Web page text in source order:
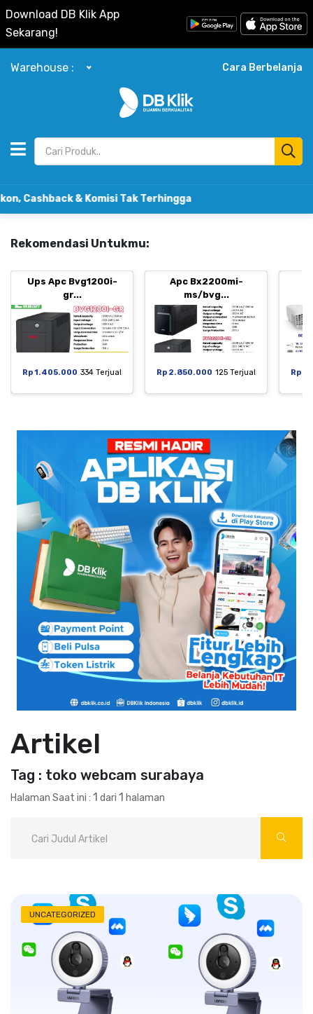
Download DB Klik App
Sekarang!
Warehouse : Cara Berbelanja
& Komisi Tak Terhingga
Rekomendasi Untukmu:
Ups Apc Bvg1200i-
gr...
Rp 1.405.000 334 Terjual
Apc Bx2200mi-
ms/bvg...
Rp 2.850.000 125 Terjual Rp
Artikel
Tag : toko webcam surabaya
Halaman Saat ini : 1 dari 1 halaman
UNCATEGORIZED